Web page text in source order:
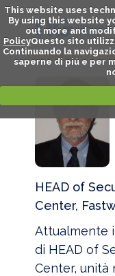
This website uses
By using this website
out more and
PolicyQuesto sito
Continuando la
saperne di piú e per
TOMMASO
HEAD of
Center,
Attualmente
di HEAD of
Center, unità